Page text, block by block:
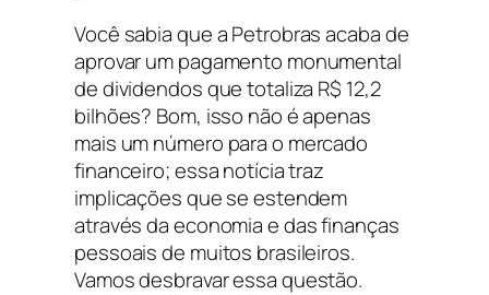
Você sabia que a Petrobras acaba de
aprovar um pagamento monumental
de dividendos que totaliza R$ 12,2
bilhões? Bom, isso não é apenas
mais um número para o mercado
financeiro; essa notícia traz
implicações que se estendem
através da economia e das finanças
pessoais de muitos brasileiros.
Vamos desbravar essa questão.